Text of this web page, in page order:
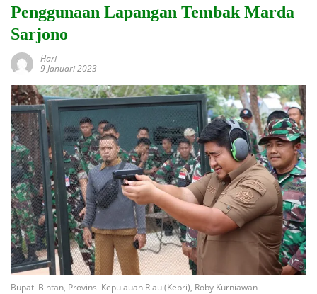
Penggunaan Lapangan Tembak Marda
Sarjono
Hari
9 Januari 2023
Bupati Bintan, Provinsi Kepulauan Riau (Kepri), Roby Kurniawan